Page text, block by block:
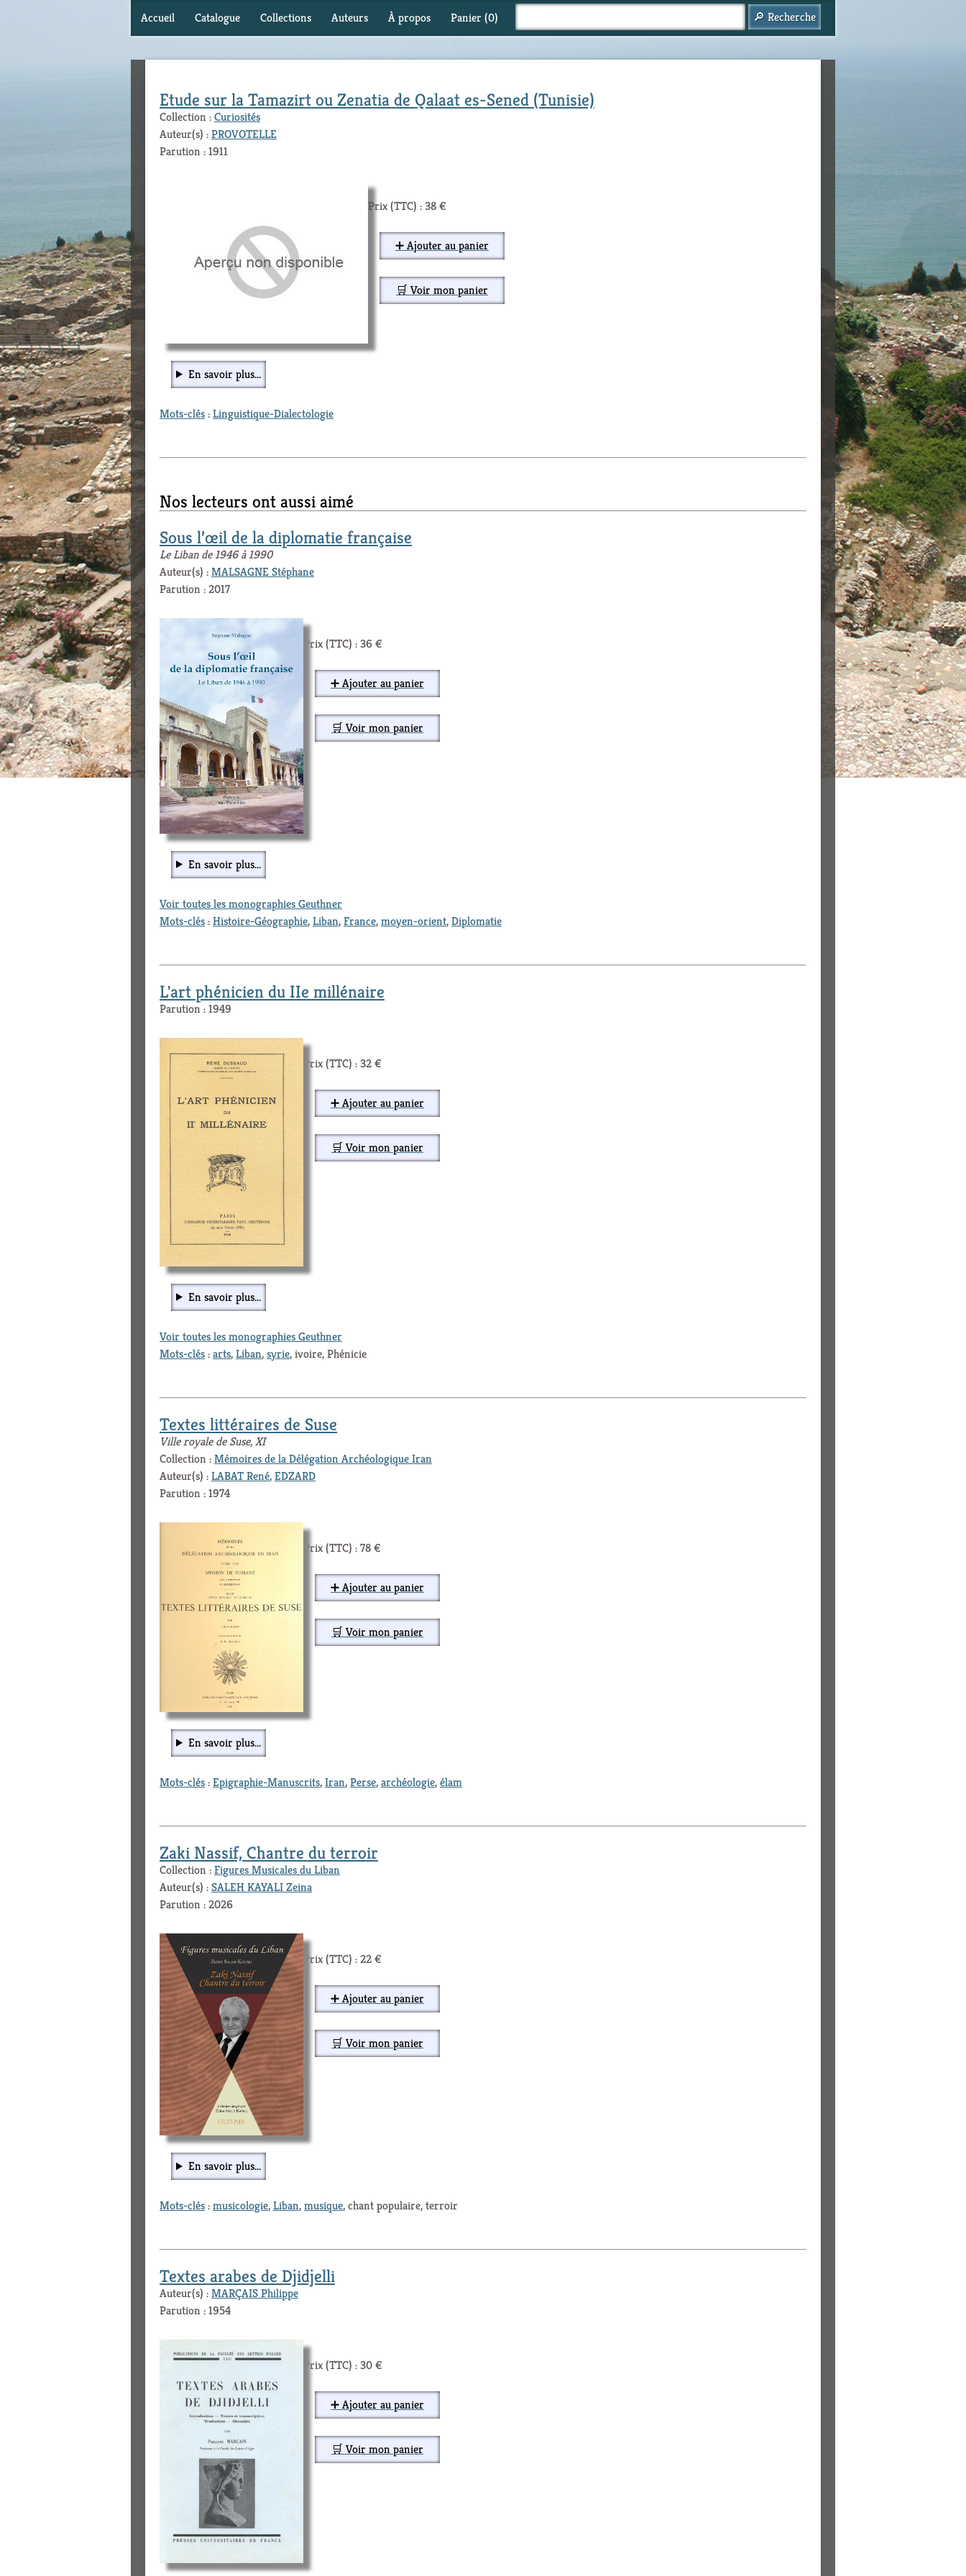
Accueil Catalogue Collections Auteurs À propos Panier (0)
Etude sur la Tamazirt ou Zenatia de Qalaat es-Sened (Tunisie)
Collection :Curiosités
Auteur(s) :PROVOTELLE
Parution : 1911
Prix (TTC) : 38 €
➕ Ajouter au panier
🛒 Voir mon panier
En savoir plus...
Mots-clés:Linguistique-Dialectologie
Nos lecteurs ont aussi aimé
Sous l’œil de la diplomatie française
Le Liban de 1946 à 1990
Auteur(s) :MALSAGNE Stéphane
Parution : 2017
Prix (TTC) : 36 €
➕ Ajouter au panier
🛒 Voir mon panier
En savoir plus...
Voir toutes les monographies Geuthner
Mots-clés:Histoire-Géographie,Liban,France,moyen-orient,Diplomatie
L'art phénicien du IIe millénaire
Parution : 1949
Prix (TTC) : 32 €
➕ Ajouter au panier
🛒 Voir mon panier
En savoir plus...
Voir toutes les monographies Geuthner
Mots-clés:arts,Liban,syrie, ivoire, Phénicie
Textes littéraires de Suse
Ville royale de Suse, XI
Collection :Mémoires de la Délégation Archéologique Iran
Auteur(s) :LABAT René,EDZARD
Parution : 1974
Prix (TTC) : 78 €
➕ Ajouter au panier
🛒 Voir mon panier
En savoir plus...
Mots-clés:Epigraphie-Manuscrits,Iran,Perse,archéologie,élam
Zaki Nassif, Chantre du terroir
Collection :Figures Musicales du Liban
Auteur(s) :SALEH KAYALI Zeina
Parution : 2026
Prix (TTC) : 22 €
➕ Ajouter au panier
🛒 Voir mon panier
En savoir plus...
Mots-clés:musicologie,Liban,musique, chant populaire, terroir
Textes arabes de Djidjelli
Auteur(s) :MARÇAIS Philippe
Parution : 1954
Prix (TTC) : 30 €
➕ Ajouter au panier
🛒 Voir mon panier